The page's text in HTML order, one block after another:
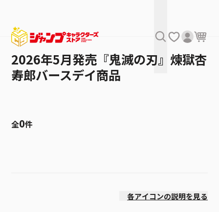
2026年5月発売『鬼滅の刃』煉獄杏
寿郎バースデイ商品
全0件
各アイコンの説明を見る